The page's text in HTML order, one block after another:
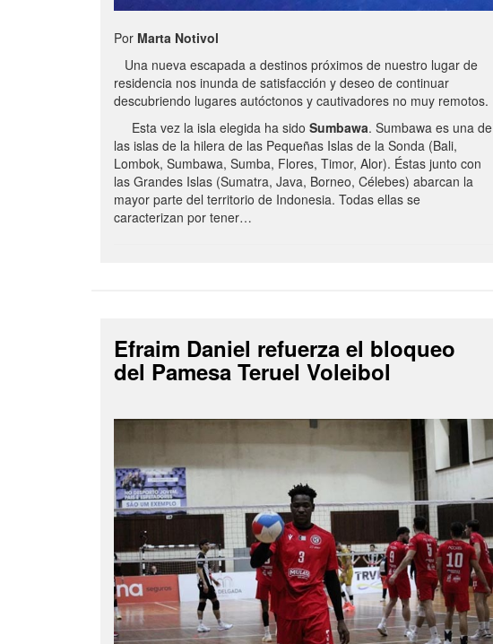
Por Marta Notivol
Una nueva escapada a destinos próximos de nuestro lugar de
residencia nos inunda de satisfacción y deseo de continuar
descubriendo lugares autóctonos y cautivadores no muy remotos.
Esta vez la isla elegida ha sido Sumbawa. Sumbawa es una de
las islas de la hilera de las Pequeñas Islas de la Sonda (Bali,
Lombok, Sumbawa, Sumba, Flores, Timor, Alor). Éstas junto con
las Grandes Islas (Sumatra, Java, Borneo, Célebes) abarcan la
mayor parte del territorio de Indonesia. Todas ellas se
caracterizan por tener…
Efraim Daniel refuerza el bloqueo
del Pamesa Teruel Voleibol